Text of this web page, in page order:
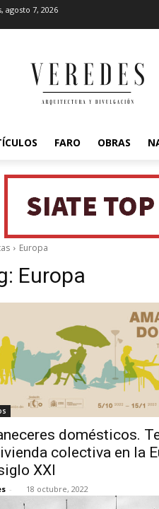
agosto 7, 2026
FARO OBRAS
Europa
Europa
domésticos.
colectiva en la
XXI
- 18 octubre, 2022